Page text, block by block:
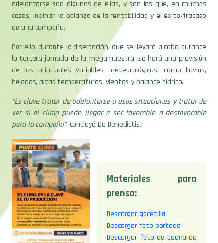
adelantarse son algunas de ellas, y son las que, en muchos
casos, inclinan la balanza de la rentabilidad y el éxito/fracaso
de una campaña.
Por ello, durante la disertación, que se llevará a cabo durante
la tercera jornada de la megamuestra, se hará una previsión
de las principales variables meteorológicas, como lluvias,
heladas, altas temperaturas, vientos y balance hídrico.
“Es clave tratar de adelantarse a esas situaciones y tratar de
ver si el clima puede llegar a ser favorable o desfavorable
para la campaña”, concluyó De Benedictis.
Materiales para
prensa:
Descargar gacetilla
Descargar foto portada
Descargar foto de Leonardo